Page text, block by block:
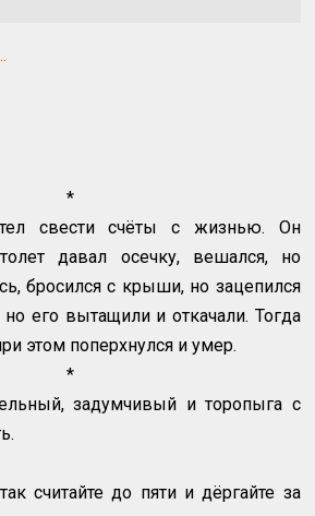
*
свести счёты с жизнью. Он
давал осечку, вешался, но
бросился с крыши, но зацепился
но его вытащили и откачали. Тогда
этом поперхнулся и умер.
*
задумчивый и торопыга с
считайте до пяти и дёргайте за